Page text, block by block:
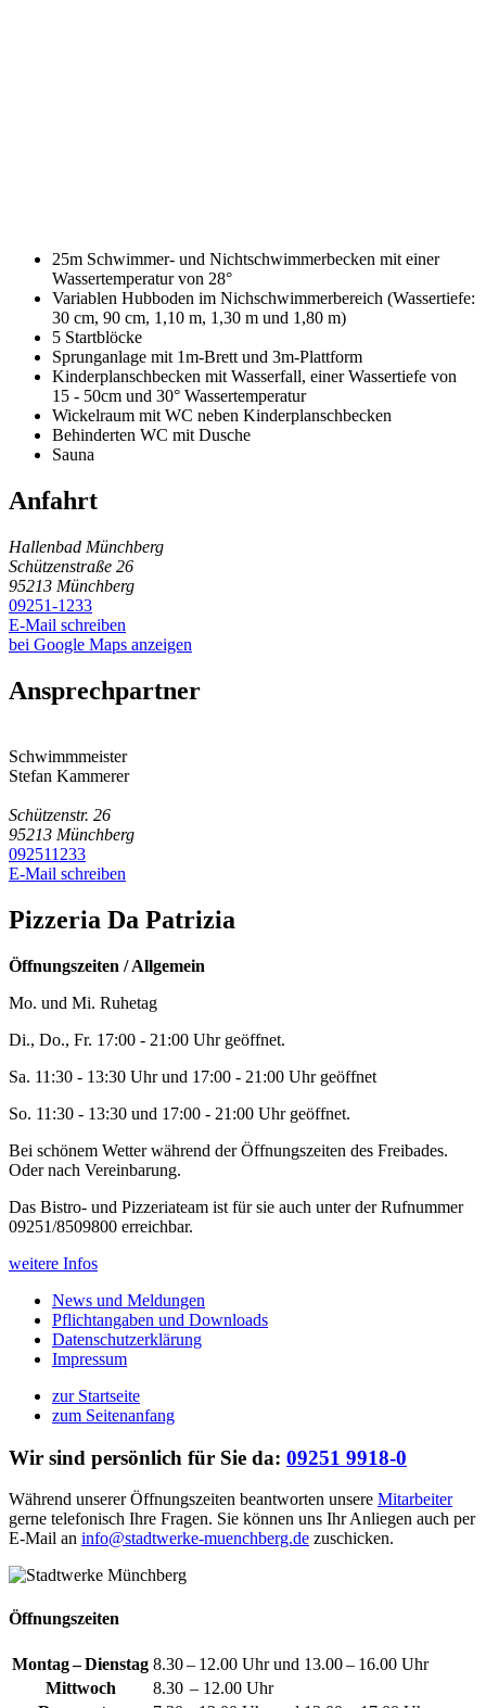
25m Schwimmer- und Nichtschwimmerbecken mit einer
Wassertemperatur von 28°
Variablen Hubboden im Nichschwimmerbereich (Wassertiefe:
30 cm, 90 cm, 1,10 m, 1,30 m und 1,80 m)
5 Startblöcke
Sprunganlage mit 1m-Brett und 3m-Plattform
Kinderplanschbecken mit Wasserfall, einer Wassertiefe von
15 - 50cm und 30° Wassertemperatur
Wickelraum mit WC neben Kinderplanschbecken
Behinderten WC mit Dusche
Sauna
Anfahrt
Hallenbad Münchberg
Schützenstraße 26
95213 Münchberg
09251-1233
E-Mail schreiben
bei Google Maps anzeigen
Ansprechpartner
Schwimmmeister
Stefan Kammerer
Schützenstr. 26
95213 Münchberg
092511233
E-Mail schreiben
Pizzeria Da Patrizia
Öffnungszeiten / Allgemein
Mo. und Mi. Ruhetag
Di., Do., Fr. 17:00 - 21:00 Uhr geöffnet.
Sa. 11:30 - 13:30 Uhr und 17:00 - 21:00 Uhr geöffnet
So. 11:30 - 13:30 und 17:00 - 21:00 Uhr geöffnet.
Bei schönem Wetter während der Öffnungszeiten des Freibades.
Oder nach Vereinbarung.
Das Bistro- und Pizzeriateam ist für sie auch unter der Rufnummer
09251/8509800 erreichbar.
weitere Infos
News und Meldungen
Pflichtangaben und Downloads
Datenschutzerklärung
Impressum
zur Startseite
zum Seitenanfang
Wir sind persönlich für Sie da: 09251 9918-0
Während unserer Öffnungszeiten beantworten unsere Mitarbeiter
gerne telefonisch Ihre Fragen. Sie können uns Ihr Anliegen auch per
E-Mail an info@stadtwerke-muenchberg.de zuschicken.
Öffnungszeiten
Montag – Dienstag 8.30 – 12.00 Uhr und 13.00 – 16.00 Uhr
Mittwoch
8.30 – 12.00 Uhr